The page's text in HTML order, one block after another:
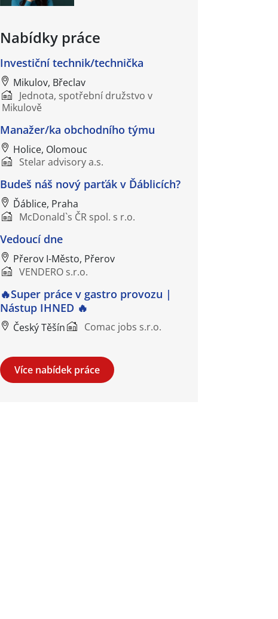
Nabídky práce
Investiční technik/technička
Mikulov, Břeclav
Jednota, spotřební družstvo v
Mikulově
Manažer/ka obchodního týmu
Holice, Olomouc
Stelar advisory a.s.
Budeš náš nový parťák v Ďáblicích?
Ďáblice, Praha
McDonald`s ČR spol. s r.o.
Vedoucí dne
Přerov I-Město, Přerov
VENDERO s.r.o.
🔥Super práce v gastro provozu |
Nástup IHNED 🔥
Český Těšín Comac jobs s.r.o.
Více nabídek práce